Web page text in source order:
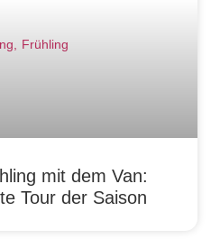
mit dem Van:
Tour der Saison